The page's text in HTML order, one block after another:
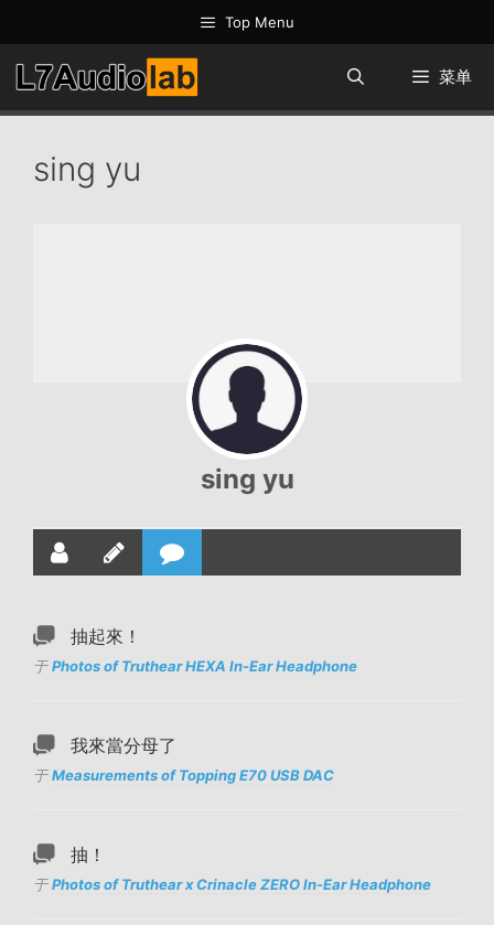
至
内
容
Top Menu
菜单
sing yu
sing yu
抽起來！
于Photos of Truthear HEXA In-Ear Headphone
我來當分母了
于Measurements of Topping E70 USB DAC
抽！
于Photos of Truthear x Crinacle ZERO In-Ear Headphone